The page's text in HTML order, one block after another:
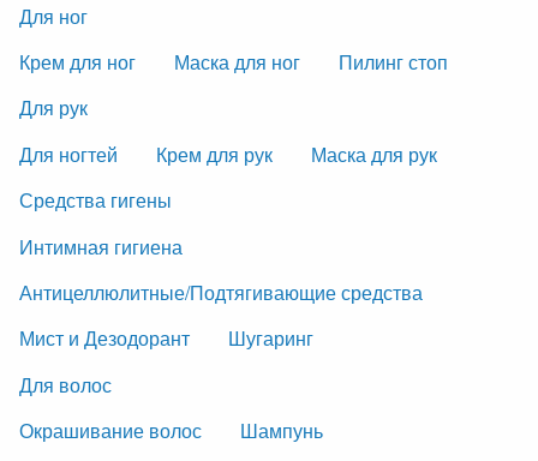
Для ног
Крем для ног
Маска для ног
Пилинг стоп
Для рук
Для ногтей
Крем для рук
Маска для рук
Средства гигены
Интимная гигиена
Антицеллюлитные/Подтягивающие средства
Мист и Дезодорант
Шугаринг
Для волос
Окрашивание волос
Шампунь